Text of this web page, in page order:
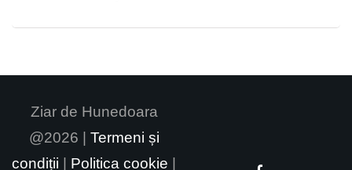
Ziar de Hunedoara
@2026 | Termeni și
condiții | Politica cookie |